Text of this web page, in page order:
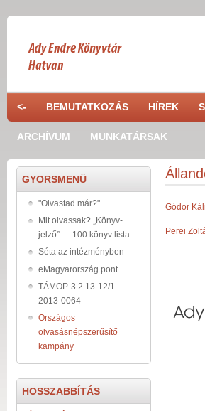
<- BEMUTATKOZÁS HÍREK
ARCHÍVUM MUNKATÁRSAK
Gódor
Perei
GYORSMENÜ
"Olvastad már?"
Mit olvassak? „Könyv-
jelző” — 100 könyv lista
Séta az intézményben
eMagyarország pont
TÁMOP-3.2.13-12/1-
2013-0064
Országos
olvasásnépszerűsítő
kampány
HOSSZABBÍTÁS